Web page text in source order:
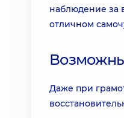
наблюдение за
отличном
Даже при